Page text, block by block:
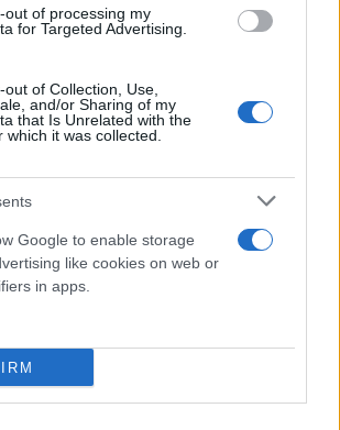
out of processing my
for Targeted Advertising.
of Collection, Use,
and/or Sharing of my
that Is Unrelated with the
which it was collected.
Google to enable storage
like cookies on web or
in apps.
συνεργάζεται με τη NASA για να
που θα φορέσουν οι αστροναύτες της
Συντακτική
Ομάδα